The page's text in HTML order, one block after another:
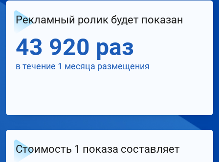
Рекламный ролик будет показан
43 920 раз
в течение 1 месяца размещения
Стоимость 1 показа составляет